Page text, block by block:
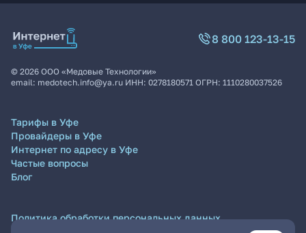
8 800 123-13-15
© 2026 ООО «Медовые Технологии»
email: medotech.info@ya.ru ИНН: 0278180571 ОГРН: 1110280037526
Тарифы в Уфе
Провайдеры в Уфе
Интернет по адресу в Уфе
Частые вопросы
Блог
Политика обработки персональных данных